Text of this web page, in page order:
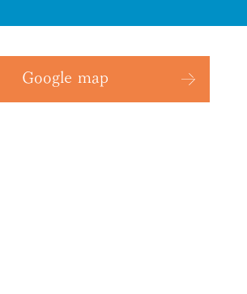
Google map